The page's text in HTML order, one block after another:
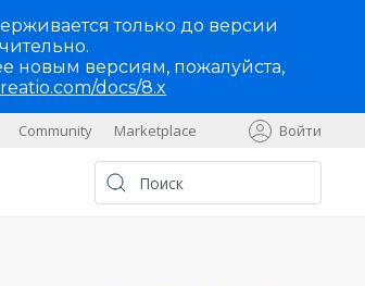
только до версии
новым версиям, пожалуйста,
docs/8.x
Community Marketplace Войти